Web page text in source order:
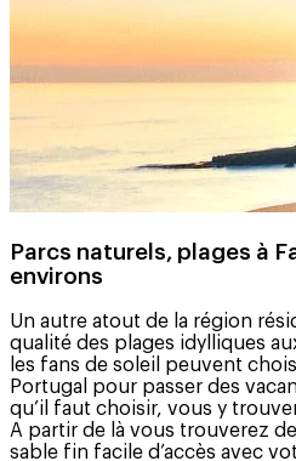
Parcs naturels, plages à
environs
Un autre atout de la région
qualité des plages idylliques
les fans de soleil peuvent
Portugal pour passer des
qu’il faut choisir, vous y
A partir de là vous trouverez
sable fin facile d’accès avec